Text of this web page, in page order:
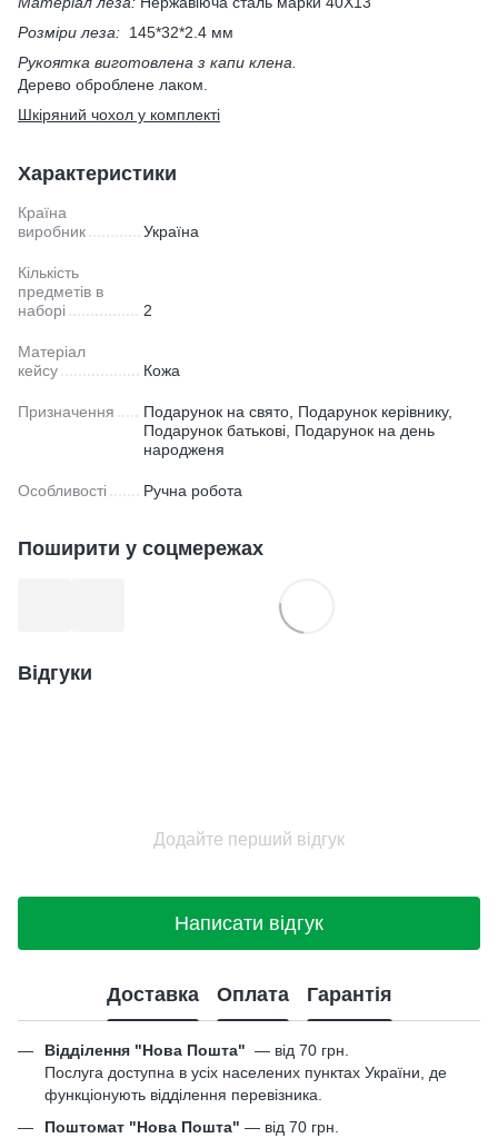
Розміри леза: 145*32*2.4 мм
Рукоятка виготовлена з капи клена.
Дерево оброблене лаком.
Шкіряний чохол у комплекті
Характеристики
Країна
виробник
Україна
Кількість
предметів в
наборі
2
Матеріал
кейсу
Кожа
Призначення
Подарунок на свято, Подарунок керівнику,
Подарунок батькові, Подарунок на день
народженя
Особливості Ручна робота
Поширити у соцмережах
Відгуки
Додайте перший відгук
Написати відгук
Доставка Оплата Гарантія
Відділення "Нова Пошта" — від 70 грн.
Послуга доступна в усіх населених пунктах України, де
функціонують відділення перевізника.
Поштомат "Нова Пошта" — від 70 грн.